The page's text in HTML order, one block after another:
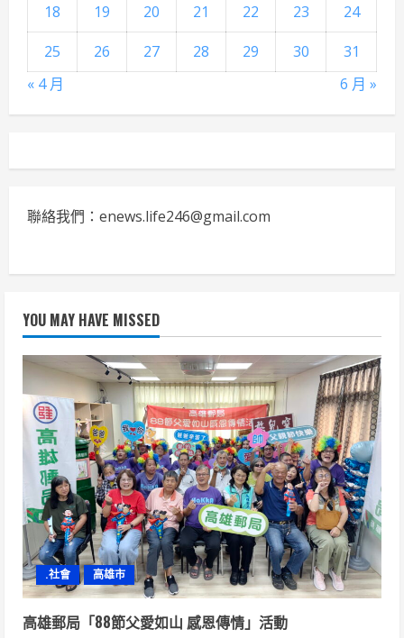
18
19 20 21 22 23
24
25
26 27 28 29 30
31
« 4 月
6 月 »
聯絡我們：enews.life246@gmail.com
YOU MAY HAVE MISSED
.社會 高雄市
高雄郵局「88節父愛如山 感恩傳情」活動